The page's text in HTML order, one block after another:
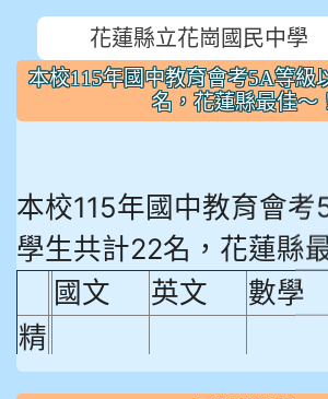
花蓮縣立花崗國民中學
本校115年國中教育會考5A等級
名，花蓮縣最佳～
本校115年國中教育會考
學生共計22名，花蓮縣
國文
英文 數學
精
熟